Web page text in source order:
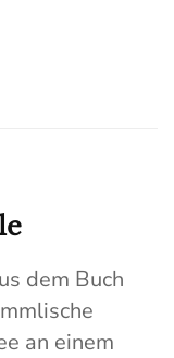
dem Buch
an einem